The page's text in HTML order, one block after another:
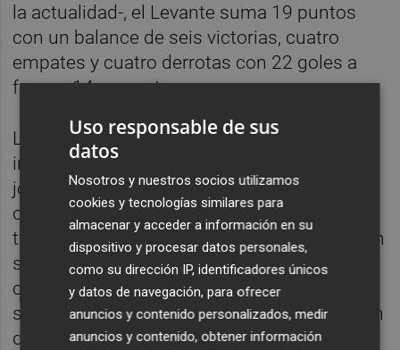
la actualidad-, el Levante suma 19 puntos
con un balance de seis victorias, cuatro
empates y cuatro derrotas con 22 goles a
favor y 14 en contra.
La dinámica del Levante ha sido más bien
irregular. Solo ha logrado enlazar dos
jornadas seguidas ganando en lo que va de
curso: fue mediado octubre con sendos
triunfos ante el Valencia en el derbi (1-0) y en
su visita a la Real Sociedad (0-1). Arrancó
con fuerza el campeonato con una victoria
solvente ante el Real Madrid (4-0), siguió con
dos empates consecutivos ante Sevilla y
Uso responsable de sus
datos
Nosotros y nuestros socios utilizamos
cookies y tecnologías similares para
almacenar y acceder a información en su
dispositivo y procesar datos personales,
como su dirección IP, identificadores únicos
y datos de navegación, para ofrecer
anuncios y contenido personalizados, medir
anuncios y contenido, obtener información